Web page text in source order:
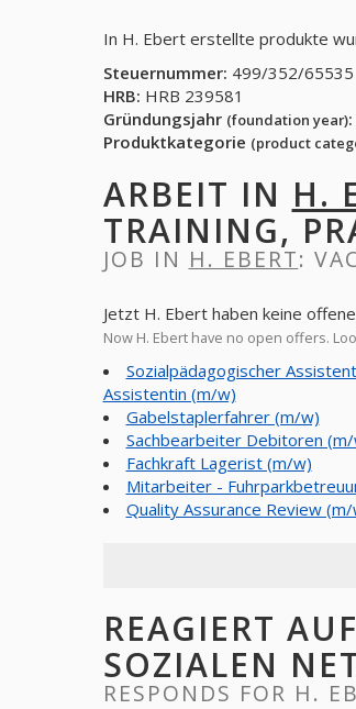
In H. Ebert erstellte produkte
Steuernummer: 499/352/65535
HRB: HRB 239581
Gründungsjahr (foundation year):
Produktkategorie (product
ARBEIT IN H.
TRAINING,
JOB IN H. EBERT:
Jetzt H. Ebert haben keine
Now H. Ebert have no open offers.
Sozialpädagogischer
Assistentin (m/w)
Gabelstaplerfahrer (m/w)
Sachbearbeiter Debitoren
Fachkraft Lagerist (m/w)
Mitarbeiter -
Quality Assurance Review
REAGIERT
SOZIALEN
RESPONDS FOR H.